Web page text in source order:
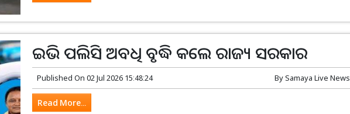
ଇଭି ପଲିସି ଅବଧି ବୃଦ୍ଧି କଲେ ରାଜ୍ୟ ସରକାର
Published On 02 Jul 2026 15:48:24 BySamaya Live News
Read More...